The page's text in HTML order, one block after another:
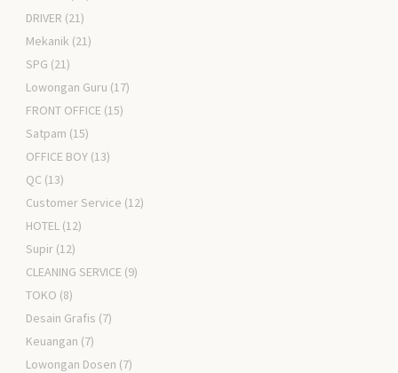
DRIVER (21)
Mekanik (21)
SPG (21)
Lowongan Guru (17)
FRONT OFFICE (15)
Satpam (15)
OFFICE BOY (13)
QC (13)
Customer Service (12)
HOTEL (12)
Supir (12)
CLEANING SERVICE (9)
TOKO (8)
Desain Grafis (7)
Keuangan (7)
Lowongan Dosen (7)